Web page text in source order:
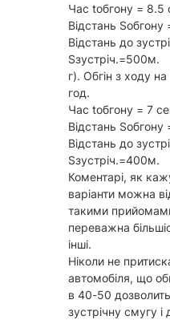
Час tобгону = 8.5
Відстань
Відстань до
Sзустріч.=500м.
г). Обгін з ходу
год.
Час tобгону = 7
Відстань
Відстань до
Sзустріч.=400м.
Коментарі, як
варіанти можна
такими
переважна
інші.
Ніколи не
автомобіля, що
в 40-50
зустрічну смугу